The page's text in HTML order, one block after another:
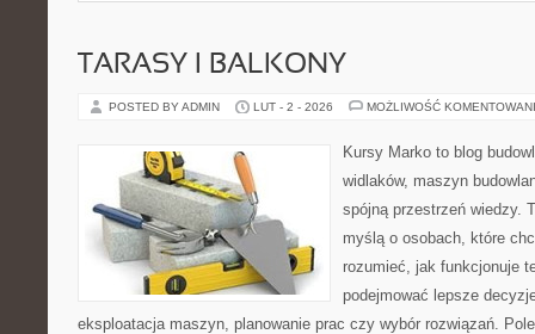
TARASY I BALKONY
POSTED BY ADMIN LUT - 2 - 2026 MOŻLIWOŚĆ
Kursy Marko to blog
widlaków, maszyn
spójną przestrzeń wiedzy.
myślą o osobach, które
rozumieć, jak funkcjonuje
podejmować lepsze
eksploatacja maszyn, planowanie prac czy wybór rozwiązań.